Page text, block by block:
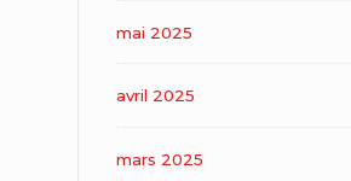
mai 2025
avril 2025
mars 2025